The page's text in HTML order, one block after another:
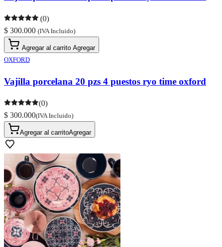
(0)
$ 300.000 (IVA Incluido)
Agregar al carrito Agregar
OXFORD
Vajilla porcelana 20 pzs 4 puestos ryo time oxford
(0)
$ 300.000(IVA Incluido)
Agregar al carritoAgregar